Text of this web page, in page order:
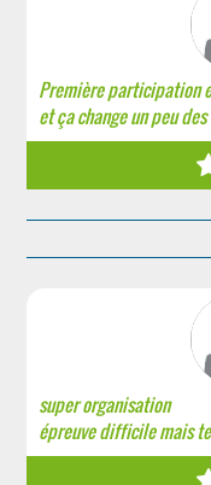
Première participation
et ça change un peu
super organisation
épreuve difficile mais